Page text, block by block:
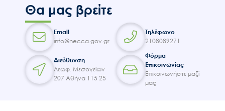
Θα μας βρείτε
Email
info@necca.gov.gr
Τηλέφωνο
2108089271
Διεύθυνση
Λεωφ. Μεσογείων
207 Αθήνα 115 25
Φόρμα
Επικοινωνίας
Επικοινωνήστε μαζί
μας